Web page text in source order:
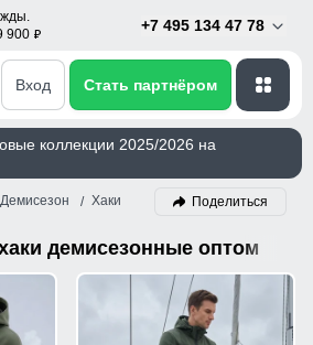
900 p
+7 495 134 47 78
Вход Стать партнёром
коллекции 2025/2026 на
Демисезон Хаки Поделиться
демисезонные оптом